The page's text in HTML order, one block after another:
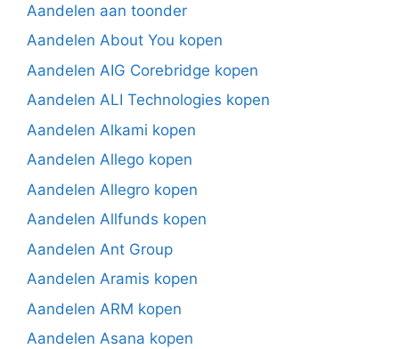
Aandelen aan toonder
Aandelen About You kopen
Aandelen AIG Corebridge kopen
Aandelen ALI Technologies kopen
Aandelen Alkami kopen
Aandelen Allego kopen
Aandelen Allegro kopen
Aandelen Allfunds kopen
Aandelen Ant Group
Aandelen Aramis kopen
Aandelen ARM kopen
Aandelen Asana kopen